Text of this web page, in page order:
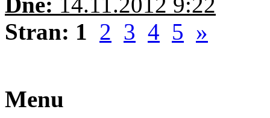
Stran: 1 2 3 4 5 »
Menu